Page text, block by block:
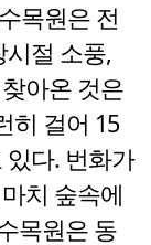
목원은 전
절 소풍,
아온 것은
히 걸어 15
다. 번화가
치 숲속에
목원은 동